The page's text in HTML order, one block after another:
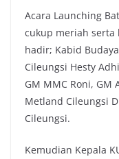
Acara Launching
cukup meriah
hadir; Kabid
Cileungsi Hesty
GM MMC Roni, GM
Metland Cileungsi
Cileungsi.
Kemudian Kepala